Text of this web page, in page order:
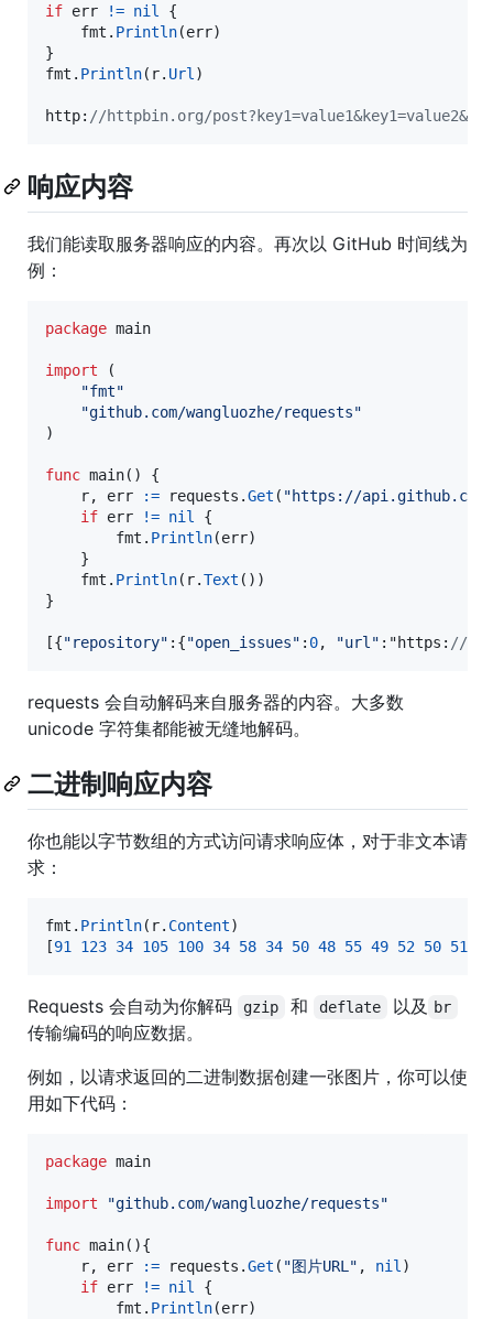
if err != nil
{
fmt . Println(err)
fmt . Println( r. Url )
http: //httpbin.org/
响应内容
我们能读取服务器响应的内容。再次以 GitHub 时间线为
例：
package main
import (
"fmt"
"github.com/wangluozhe/requests"
)
func main() {
r, err := requests .Get ( "https://
if err != nil
{
fmt . Println(err)
fmt . Println( r.Text ())
}
[{"repository" :{"open_issues" : 0, "url" :"https : //
requests 会自动解码来自服务器的内容。大多数
unicode 字符集都能被无缝地解码。
二进制响应内容
你也能以字节数组的方式访问请求响应体，对于非文本请
求：
fmt . Println( r. Content)
[91 123 34 105 100 34 58 34 50 48 55 49 52 50 51
Requests 会自动为你解码 gzip 和 deflate 以及 br
传输编码的响应数据。
例如，以请求返回的二进制数据创建一张图片，你可以使
用如下代码：
package main
import "github.com/wangluozhe/requests"
func main(){
r, err := requests .Get ( "图片URL" , nil )
if err != nil
{
fmt . Println(err)